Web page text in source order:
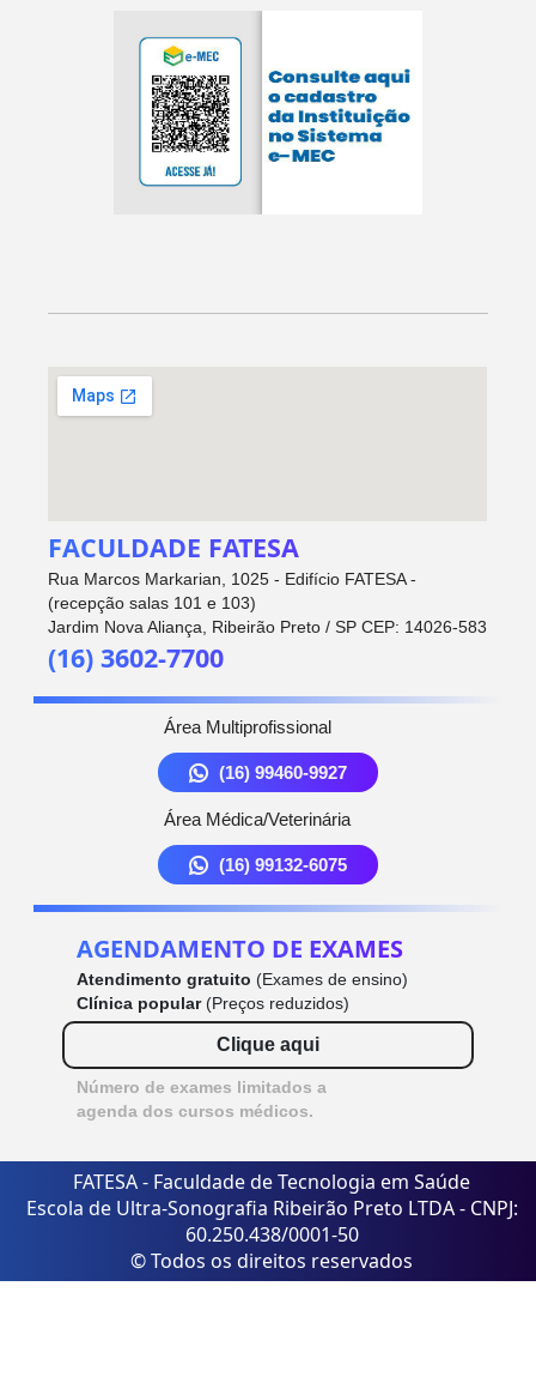
FACULDADE FATESA
Rua Marcos Markarian, 1025 - Edifício FATESA -
(recepção salas 101 e 103)
Jardim Nova Aliança, Ribeirão Preto / SP CEP: 14026-583
(16) 3602-7700
Área Multiprofissional
(16) 99460-9927
Área Médica/Veterinária
(16) 99132-6075
AGENDAMENTO DE EXAMES
Atendimento gratuito (Exames de ensino)
Clínica popular(Preços reduzidos)
Clique aqui
Número de exames limitados a
agenda dos cursos médicos.
FATESA - Faculdade de Tecnologia em Saúde
Escola de Ultra-Sonografia Ribeirão Preto LTDA - CNPJ:
60.250.438/0001-50
© Todos os direitos reservados